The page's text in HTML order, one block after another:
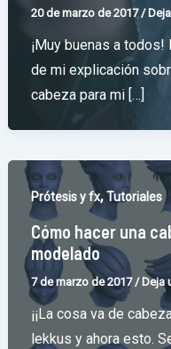
20 de marzo de 2017 /
¡Muy buenas a
de mi explicación
cabeza para mi […]
Prótesis y fx,Tutoriales
Cómo hacer una
modelado
7 de marzo de 2017/ Deja
¡¡La cosa va de
lekkus y ahora esto.